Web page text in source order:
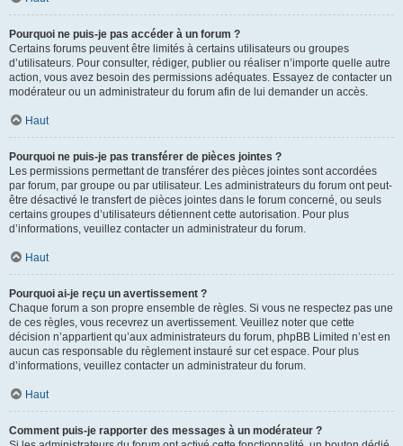
Pourquoi ne puis-je pas accéder à un forum ?
Certains forums peuvent être limités à certains utilisateurs ou groupes
d’utilisateurs. Pour consulter, rédiger, publier ou réaliser n’importe quelle autre
action, vous avez besoin des permissions adéquates. Essayez de contacter un
modérateur ou un administrateur du forum afin de lui demander un accès.
Haut
Pourquoi ne puis-je pas transférer de pièces jointes ?
Les permissions permettant de transférer des pièces jointes sont accordées
par forum, par groupe ou par utilisateur. Les administrateurs du forum ont peut-
être désactivé le transfert de pièces jointes dans le forum concerné, ou seuls
certains groupes d’utilisateurs détiennent cette autorisation. Pour plus
d’informations, veuillez contacter un administrateur du forum.
Haut
Pourquoi ai-je reçu un avertissement ?
Chaque forum a son propre ensemble de règles. Si vous ne respectez pas une
de ces règles, vous recevrez un avertissement. Veuillez noter que cette
décision n’appartient qu’aux administrateurs du forum, phpBB Limited n’est en
aucun cas responsable du règlement instauré sur cet espace. Pour plus
d’informations, veuillez contacter un administrateur du forum.
Haut
Comment puis-je rapporter des messages à un modérateur ?